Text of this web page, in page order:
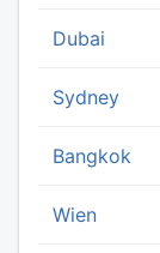
Dubai
Sydney
Bangkok
Wien